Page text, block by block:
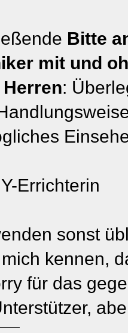
Bitte
mit und
:
Errichterin
sonst
kennen,
für das